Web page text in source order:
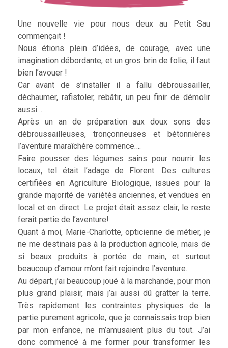
Une nouvelle vie pour nous deux au Petit Sau
commençait !
Nous étions plein d’idées, de courage, avec une
imagination débordante, et un gros brin de folie, il faut
bien l’avouer !
Car avant de s’installer il a fallu débroussailler,
déchaumer, rafistoler, rebâtir, un peu finir de démolir
aussi…
Après un an de préparation aux doux sons des
débroussailleuses, tronçonneuses et bétonnières
l’aventure maraîchère commence….
Faire pousser des légumes sains pour nourrir les
locaux, tel était l’adage de Florent. Des cultures
certifiées en Agriculture Biologique, issues pour la
grande majorité de variétés anciennes, et vendues en
local et en direct. Le projet était assez clair, le reste
ferait partie de l’aventure!
Quant à moi, Marie-Charlotte, opticienne de métier, je
ne me destinais pas à la production agricole, mais de
si beaux produits à portée de main, et surtout
beaucoup d’amour m’ont fait rejoindre l’aventure.
Au départ, j’ai beaucoup joué à la marchande, pour mon
plus grand plaisir, mais j’ai aussi dû gratter la terre.
Très rapidement les contraintes physiques de la
partie purement agricole, que je connaissais trop bien
par mon enfance, ne m’amusaient plus du tout. J’ai
donc commencé à me former pour transformer les